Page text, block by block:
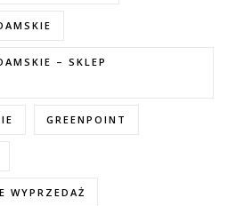
– SKLEP
GREENPOINT
WYPRZEDAŻ